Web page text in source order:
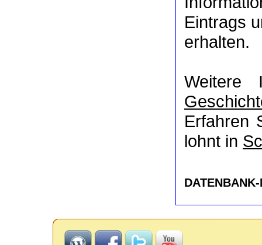
Eintrags
erhalten.
Weitere
Erfahren
lohnt in